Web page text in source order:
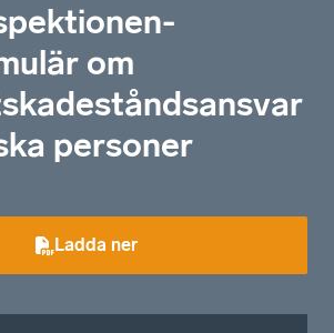
om
personer
Ladda ner